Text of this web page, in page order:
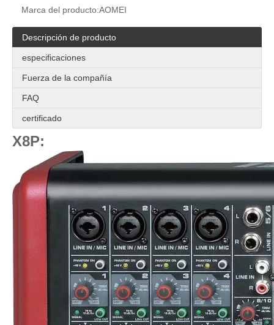
Marca del producto:AOMEI
Descripción de producto
especificaciones
Fuerza de la compañía
FAQ
certificado
X8P: